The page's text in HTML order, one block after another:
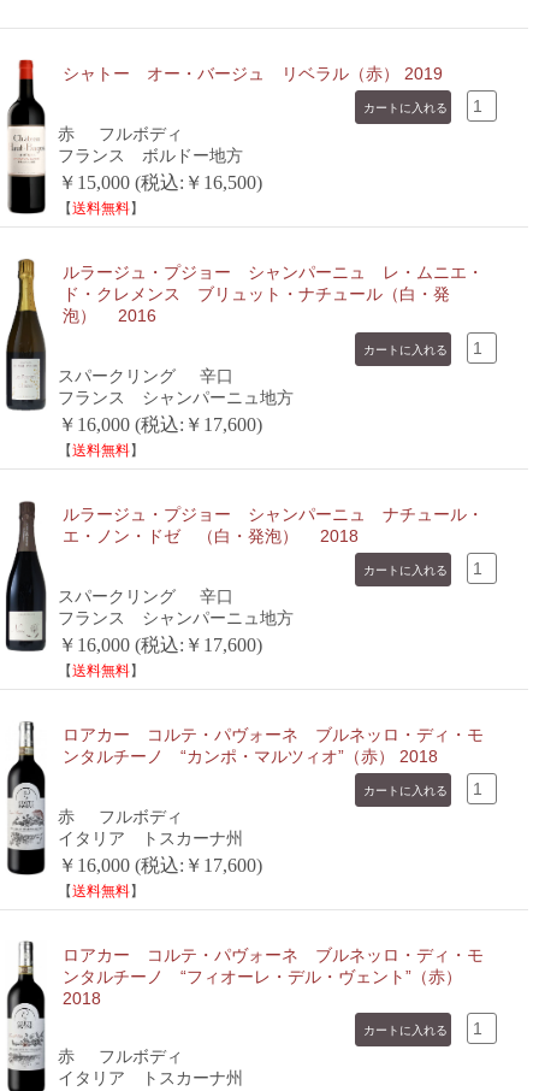
シャトー オー・バージュ リベラル（赤） 2019
赤
フルボディ
フランス ボルドー地方
￥15,000 (税込:￥16,500)
【送料無料】
ルラージュ・プジョー シャンパーニュ レ・ムニエ・
ド・クレメンス ブリュット・ナチュール（白・発
泡） 2016
スパークリング
辛口
フランス シャンパーニュ地方
￥16,000 (税込:￥17,600)
【送料無料】
ルラージュ・プジョー シャンパーニュ ナチュール・
エ・ノン・ドゼ （白・発泡） 2018
スパークリング
辛口
フランス シャンパーニュ地方
￥16,000 (税込:￥17,600)
【送料無料】
ロアカー コルテ・パヴォーネ ブルネッロ・ディ・モ
ンタルチーノ “カンポ・マルツィオ”（赤） 2018
赤
フルボディ
イタリア トスカーナ州
￥16,000 (税込:￥17,600)
【送料無料】
ロアカー コルテ・パヴォーネ ブルネッロ・ディ・モ
ンタルチーノ “フィオーレ・デル・ヴェント”（赤）
2018
赤
フルボディ
イタリア トスカーナ州